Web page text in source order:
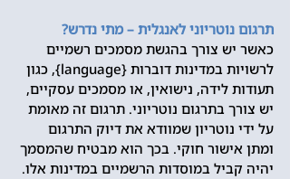
תרגום נוטריוני לאנגלית – מתי נדרש?
כאשר יש צורך בהגשת מסמכים רשמיים
לרשויות במדינות דוברות {language}, כגון
תעודות לידה, נישואין, או מסמכים עסקיים,
יש צורך בתרגום נוטריוני. תרגום זה מאומת
על ידי נוטריון שמוודא את דיוק התרגום
ומתן אישור חוקי. בכך הוא מבטיח שהמסמך
יהיה קביל במוסדות הרשמיים במדינות אלו.